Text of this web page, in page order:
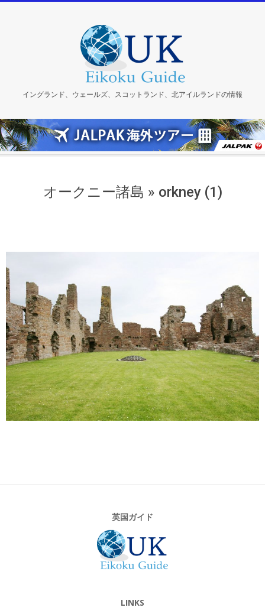
イングランド、ウェールズ、スコットランド、北アイルランドの情報
オークニー諸島 » orkney (1)
英国ガイド
LINKS